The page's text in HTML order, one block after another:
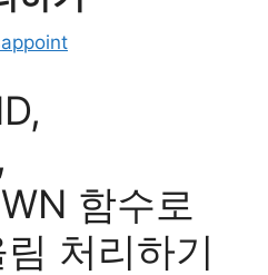
함수로
처리하기